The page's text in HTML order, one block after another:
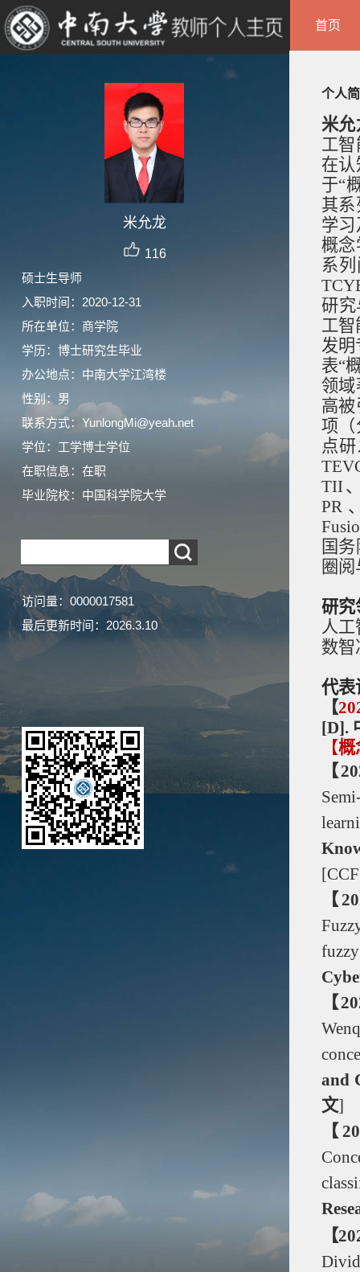
米允龙
116
硕士生导师
入职时间：2020-12-31
所在单位：商学院
学历：博士研究生毕业
办公地点：中南大学江湾楼
性别：男
联系方式：YunlongMi@yeah.net
学位：工学博士学位
在职信息：在职
毕业院校：中国科学院大学
访问量： 0000017581
最后更新时间： 2026.3.10
首页
个人
米允
工
在
于“
其
学
概念
系
研
工智
发明
表“
领
高
项（
点
TII
PR
国
圈
研究
人工
数智
代表
【
[D].
【概
【
【
【
and
文]
【
【